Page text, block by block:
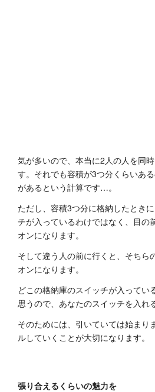
気が多いので、本当に2人の人を同
す。それでも容積が3つ分くらいあ
があるという計算です…。
ただし、容積3つ分に格納したとき
チが入っているわけではなく、目の
オンになります。
そして違う人の前に行くと、そちら
オンになります。
どこの格納庫のスイッチが入ってい
思うので、あなたのスイッチを入れ
そのためには、引いていては始まり
ルしていくことが大切になります。
張り合えるくらいの魅力を